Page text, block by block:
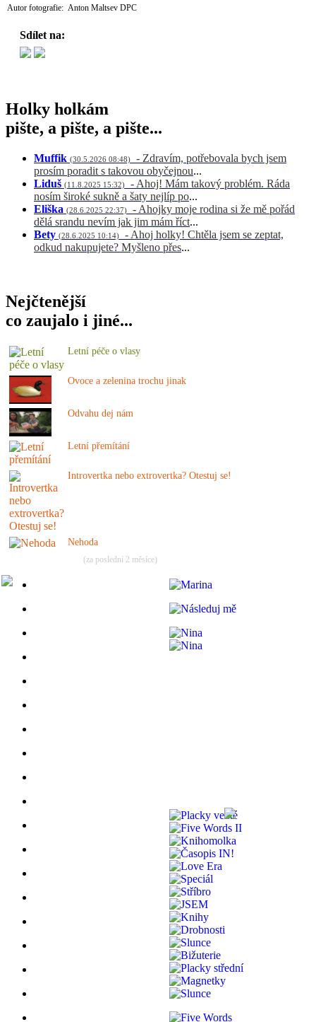
Autor fotografie: Anton Maltsev DPC
Sdílet na:
Holky holkám
pište, a pište, a pište...
Muffik (30.5.2026 08:48)
- Zdravím, potřebovala bych jsem
prosím poradit s takovou obyčejnou...
Liduš (11.8.2025 15:32)
- Ahoj! Mám takový problém. Ráda
nosím široké sukně a šaty nejlíp po...
Eliška (28.6.2025 22:37)
- Ahojky moje rodina si že mě pořád
dělá srandu nevím jak jim mám říct...
Bety (28.6.2025 10:14)
- Ahoj holky! Chtěla jsem se zeptat,
odkud nakupujete? Myšleno přes...
Nejčtenější
co zaujalo i jiné...
Letní péče o vlasy
Ovoce a zelenina trochu jinak
Odvahu dej nám
Letní přemítání
Introvertka nebo extrovertka? Otestuj se!
Nehoda
(za poslední 2 měsíce)